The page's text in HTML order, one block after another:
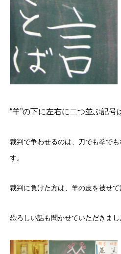
“羊”の下に左右に二つ並ぶ記号は
裁判で争わせるのは、刀でも拳で
す。
裁判に負けた方は、羊の皮を被せて
恐ろしい話も聞かせていただきまし